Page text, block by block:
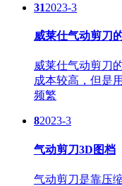
312023-3
威莱仕气动剪刀
威莱仕气动剪刀
成本较高，但是
频繁
82023-3
气动剪刀3D图档
气动剪刀是靠压